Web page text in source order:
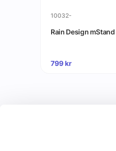
10032-
Rain Design
799kr